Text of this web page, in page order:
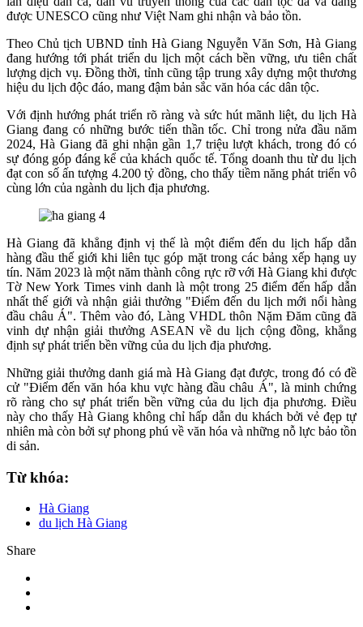
được UNESCO cũng như Việt Nam ghi nhận và bảo tồn.
Theo Chủ tịch UBND tỉnh Hà Giang Nguyễn Văn Sơn, Hà Giang
đang hướng tới phát triển du lịch một cách bền vững, ưu tiên chất
lượng dịch vụ. Đồng thời, tỉnh cũng tập trung xây dựng một thương
hiệu du lịch độc đáo, mang đậm bản sắc văn hóa các dân tộc.
Với định hướng phát triển rõ ràng và sức hút mãnh liệt, du lịch Hà
Giang đang có những bước tiến thần tốc. Chỉ trong nửa đầu năm
2024, Hà Giang đã ghi nhận gần 1,7 triệu lượt khách, trong đó có
sự đóng góp đáng kể của khách quốc tế. Tổng doanh thu từ du lịch
đạt con số ấn tượng 4.200 tỷ đồng, cho thấy tiềm năng phát triển vô
cùng lớn của ngành du lịch địa phương.
Hà Giang đã khẳng định vị thế là một điểm đến du lịch hấp dẫn
hàng đầu thế giới khi liên tục góp mặt trong các bảng xếp hạng uy
tín. Năm 2023 là một năm thành công rực rỡ với Hà Giang khi được
Tờ New York Times vinh danh là một trong 25 điểm đến hấp dẫn
nhất thế giới và nhận giải thưởng "Điểm đến du lịch mới nổi hàng
đầu châu Á". Thêm vào đó, Làng VHDL thôn Nặm Đăm cũng đã
vinh dự nhận giải thưởng ASEAN về du lịch cộng đồng, khẳng
định sự phát triển bền vững của du lịch địa phương.
Những giải thưởng danh giá mà Hà Giang đạt được, trong đó có đề
cử "Điểm đến văn hóa khu vực hàng đầu châu Á", là minh chứng
rõ ràng cho sự phát triển bền vững của du lịch địa phương. Điều
này cho thấy Hà Giang không chỉ hấp dẫn du khách bởi vẻ đẹp tự
nhiên mà còn bởi sự phong phú về văn hóa và những nỗ lực bảo tồn
di sản.
Từ khóa:
Hà Giang
du lịch Hà Giang
Share